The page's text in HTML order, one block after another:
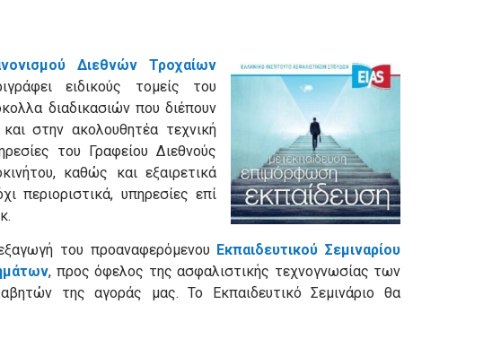
Διεθνών Τροχαίων
ειδικούς τομείς του
διαδικασιών που διέπουν
στην ακολουθητέα τεχνική
του Γραφείου Διεθνούς
καθώς και εξαιρετικά
περιοριστικά, υπηρεσίες επί
του προαναφερόμενου Εκπαιδευτικού Σεμιναρίου
, προς όφελος της ασφαλιστικής τεχνογνωσίας των
της αγοράς μας. Το Εκπαιδευτικό Σεμινάριο θα